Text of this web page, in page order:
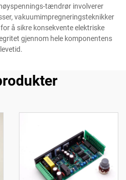
tændrør involverer
vakuumimpregneringsteknikker
å sikre konsekvente elektriske
gjennom hele komponentens
levetid.